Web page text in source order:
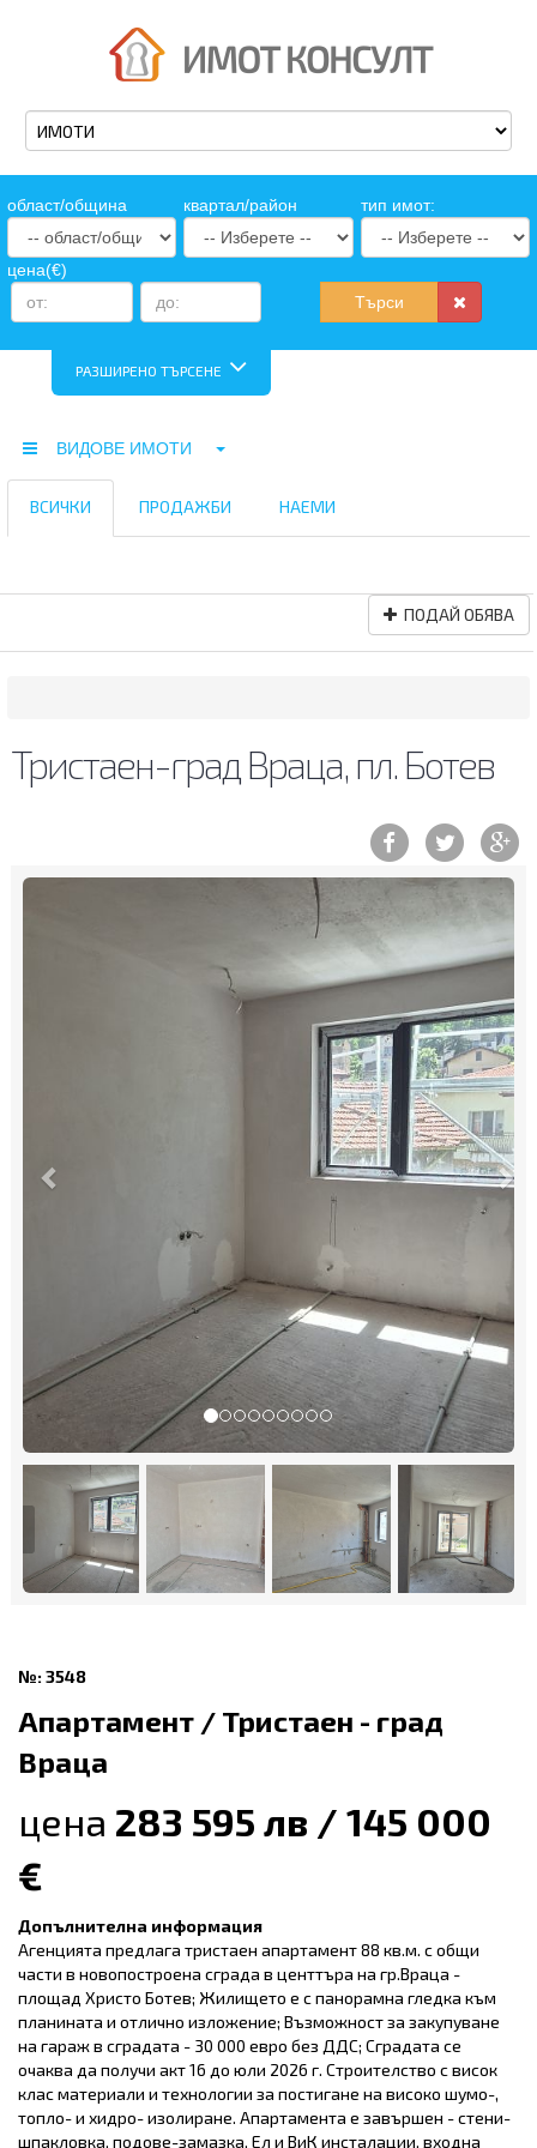
oбласт/община квартал/район тип имот:
цена(€)
Търси
РАЗШИРЕНО ТЪРСЕНЕ
ВИДОВЕ ИМОТИ
ВСИЧКИ ПРОДАЖБИ НАЕМИ
ПОДАЙ ОБЯВА
Тристаен-град Враца, пл. Ботев
№: 3548
Апартамент / Тристаен - град
Враца
цена 283 595 лв / 145 000
€
Допълнителна информация
Агенцията предлага тристаен апартамент 88 кв.м. с общи
части в новопостроена сграда в центтъра на гр.Враца -
площад Христо Ботев; Жилището е с панорамна гледка към
планината и отлично изложение; Възможност за закупуване
на гараж в сградата - 30 000 евро без ДДС; Сградата се
очаква да получи акт 16 до юли 2026 г. Строителство с висок
клас материали и технологии за постигане на високо шумо-,
топло- и хидро- изолиране. Апартамента е завършен - стени-
шпакловка, подове-замазка, Ел и ВиК инсталации, входна